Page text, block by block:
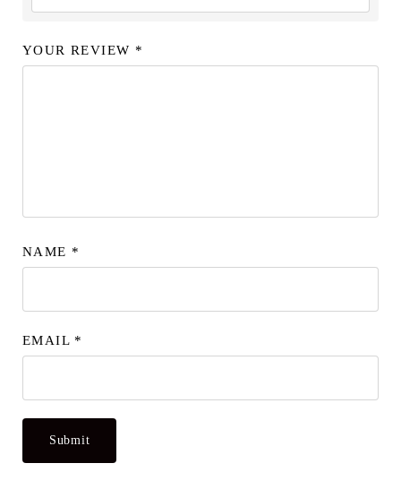
YOUR REVIEW *
NAME *
EMAIL *